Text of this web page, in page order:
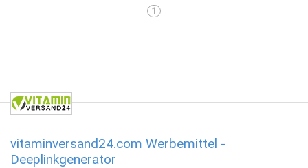
1
vitaminversand24.com Werbemittel -
Deeplinkgenerator